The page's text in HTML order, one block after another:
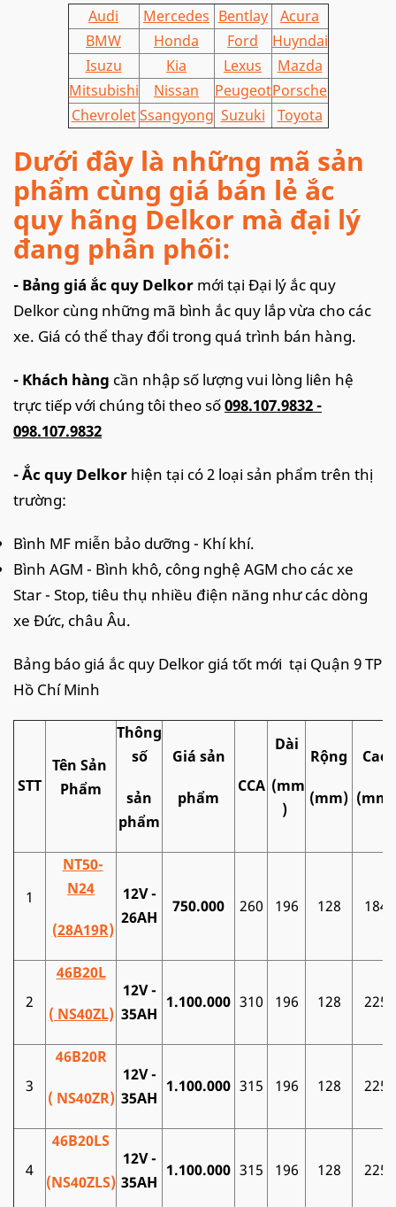
Audi Mercedes Bentlay
Acura
BMW
Honda Ford
Huyndai
Isuzu
Kia Lexus
Mazda
Mitsubishi
Nissan PeugeotPorsche
Chevrolet Ssangyong Suzuki Toyota
Dưới đây là những mã sản
phẩm cùng giá bán lẻ ắc
quy hãng Delkor mà đại lý
đang phân phối:
- Bảng giá ắc quy Delkor mới tại Đại lý ắc quy
Delkor cùng những mã bình ắc quy lắp vừa cho các
xe. Giá có thể thay đổi trong quá trình bán hàng.
- Khách hàng cần nhập số lượng vui lòng liên hệ
trực tiếp với chúng tôi theo số098.107.9832 -
098.107.9832
- Ắc quy Delkor hiện tại có 2 loại sản phẩm trên thị
trường:
Bình MF miễn bảo dưỡng - Khí khí.
Bình AGM - Bình khô, công nghệ AGM cho các xe
Star - Stop, tiêu thụ nhiều điện năng như các dòng
xe Đức, châu Âu.
Bảng báo giá ắc quy Delkor giá tốt mới tại Quận 9 TP
Hồ Chí Minh
STT
Tên Sản
Phẩm
Thông
số
sản
phẩm
Giá sản
phẩm
CCA
Dài
(mm
)
Rộng
(mm)
Cao
1
NT50-
N24
(28A19R)
12V -
26AH
750.000 260 196 128 184
2
46B20L
( NS40ZL)
12V -
35AH
1.100.000 310 196 128 225
3
46B20R
( NS40ZR)
12V -
35AH
1.100.000 315 196 128 225
4
46B20LS
(NS40ZLS)
12V -
35AH
1.100.000 315 196 128 225